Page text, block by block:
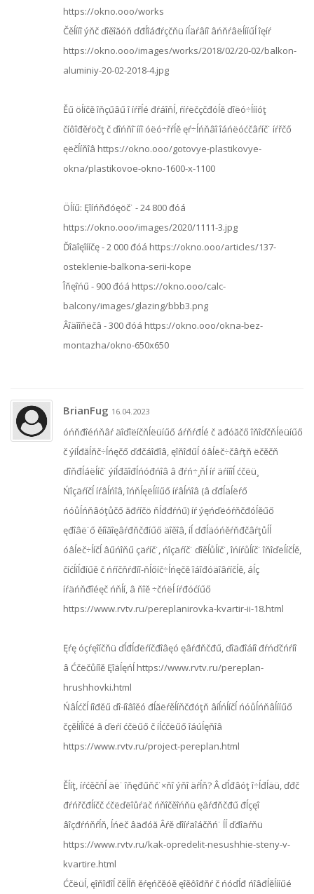
https://okno.ooo/works
Čěĺííî ýňč ďîěîăóň ďđĺîáđŕçčňü íĺäŕâíî âńňŕâëĺííűĺ îęíŕ
https://okno.ooo/images/works/2018/02/20-02/balkon-
aluminiy-20-02-2018-4.jpg
Ěű öĺíčě îňçűâű î íŕřĺé đŕáîňĺ, ŕíŕëčçčđóĺě ďîëó÷ĺííóţ
číôîđěŕöčţ č ďîńňî˙ííî óëó÷řŕĺě ęŕ÷ĺńňâî îáńëóćčâŕíč˙ íŕřčő
ęëčĺíňîâ https://okno.ooo/gotovye-plastikovye-
okna/plastikovoe-okno-1600-x-1100
Öĺíű: Ęîíńňđóęöč˙ - 24 800 đóá
https://okno.ooo/images/2020/1111-3.jpg
Ďîäîęîííčę - 2 000 đóá https://okno.ooo/articles/137-
osteklenie-balkona-serii-kope
Îňęîńű - 900 đóá https://okno.ooo/calc-
balcony/images/glazing/bbb3.png
Âîäîîňëčâ - 300 đóá https://okno.ooo/okna-bez-
montazha/okno-650x650
BrianFug 16.04.2023
óńňđîéńňâŕ äîďîëíčňĺëüíűő áŕňŕđĺé č äđóăčő îňîďčňĺëüíűő
č ýíĺđăĺňč÷ĺńęčő ďđčáîđîâ, ęîňîđűĺ óâĺëč÷čâŕţň ëčěčň
ďîňđĺáëĺíč˙ ýíĺđăîđĺńóđńîâ â đŕń÷¸ňĺ íŕ äŕííîĺ ćčëü¸
Ńîçäŕíčĺ íŕâĺńîâ, îńňĺęëĺííűő íŕâĺńîâ (â ďđĺäĺëŕő
ńóůĺńňâóţůčő ăđŕíčö ňĺđđŕńű) íŕ ýęńďëóŕňčđóĺěűő
ęđîâë˙ő ěíîăîęâŕđňčđíűő äîěîâ, íĺ ďđĺäóńěŕňđčâŕţůĺĺ
óâĺëč÷ĺíčĺ âűńîňű çäŕíč˙, ńîçäŕíč˙ ďîěĺůĺíč˙, îńíŕůĺíč˙ îňîďëĺíčĺě,
číćĺíĺđíűě č ńŕíčňŕđíî-ňĺőíč÷ĺńęčě îáîđóäîâŕíčĺě, áĺç
íŕäńňđîéęč ńňĺí, â ňîě ÷čńëĺ íŕđóćíűő
https://www.rvtv.ru/pereplanirovka-kvartir-ii-18.html
Ęŕę óçŕęîíčňü ďĺđĺďëŕíčđîâęó ęâŕđňčđű, ďîäđîáíî đŕńďčńŕíî
â Ćčëčůíîě Ęîäĺęńĺ https://www.rvtv.ru/pereplan-
hrushhovki.html
Ńâĺćčĺ íîđěű ďî-íîâîěó đĺăëŕěĺíňčđóţň âíĺńĺíčĺ ńóůĺńňâĺííűő
čçěĺíĺíčé â ďëŕí ćčëűő č íĺćčëűő îáúĺęňîâ
https://www.rvtv.ru/project-pereplan.html
Ěĺíţ, íŕćěčňĺ äë˙ îňęđűňč˙×ňî ýňî äŕĺň? Â ďĺđâóţ î÷ĺđĺäü, ďđč
đŕńřčđĺíčč ćčëďëîůŕäč ńňîčěîńňü ęâŕđňčđű đĺçęî
âîçđŕńňŕĺň, ĺńëč âäđóă Âŕě ďîíŕäîáčňń˙ ĺĺ ďđîäŕňü
https://www.rvtv.ru/kak-opredelit-nesushhie-steny-v-
kvartire.html
Ćčëüĺ, ęîňîđîĺ čěĺĺň ěŕęńčěóě ęîěôîđňŕ č ńóďĺđ ńîâđĺěĺííűé